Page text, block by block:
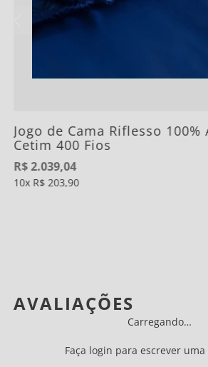
02 Fronhas 50cm x 70cm
Jogo de Cama Riflesso 100%
Cetim 400 Fios
R$2.039,04
10 R$ 203,90
AVALIAÇÕES
Carregando…
Faça login para escrever uma